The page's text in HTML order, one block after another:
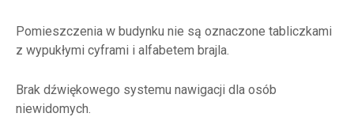
Pomieszczenia w budynku nie są oznaczone tabliczkami
z wypukłymi cyframi i alfabetem brajla.
Brak dźwiękowego systemu nawigacji dla osób
niewidomych.